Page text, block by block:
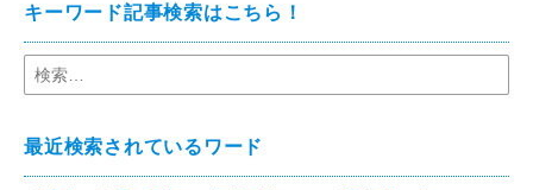
キーワード記事検索はこちら！
最近検索されているワード